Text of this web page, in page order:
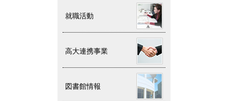
就職活動
高大連携事業
図書館情報